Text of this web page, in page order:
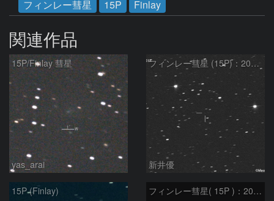
フィンレー彗星
15P Finlay
関連作品
15P/Finlay 彗星
yas_arai
フィンレー彗星 (15P)：2021/10/18
新井優
15P (Finlay) フィンレー彗星( 15P )：2021/08/19